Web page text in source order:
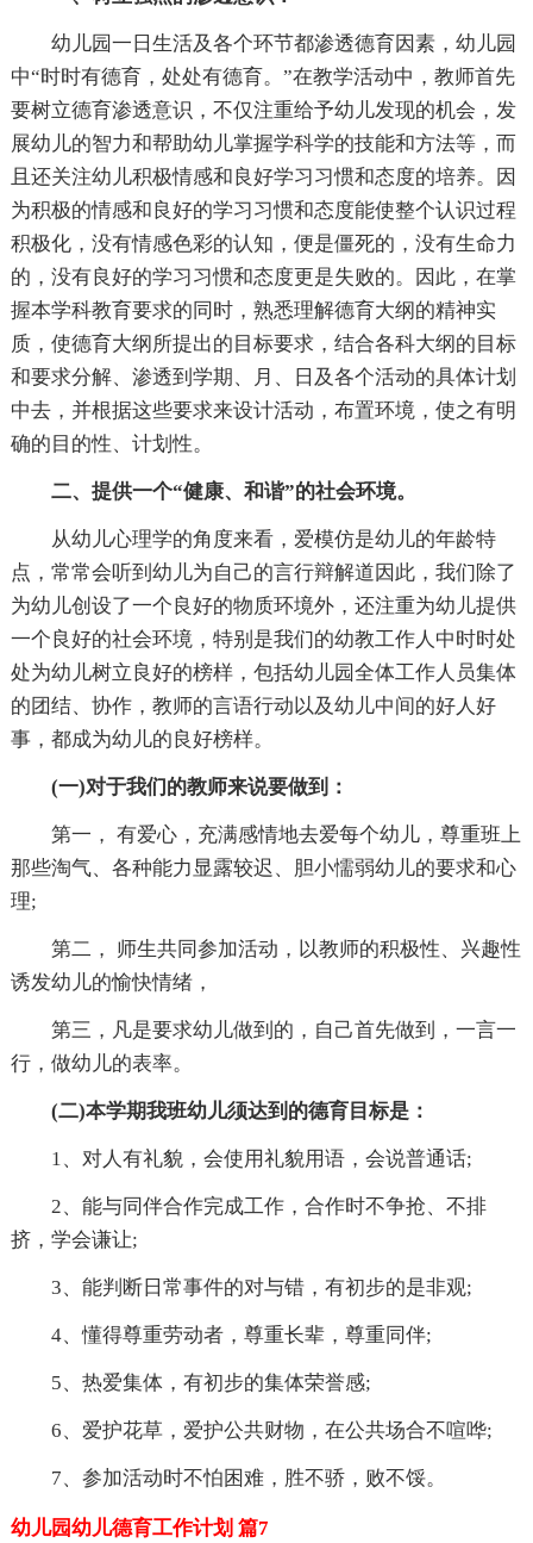
幼儿园一日生活及各个环节都渗透德育因素，幼儿园
中“时时有德育，处处有德育。”在教学活动中，教师首先
要树立德育渗透意识，不仅注重给予幼儿发现的机会，发
展幼儿的智力和帮助幼儿掌握学科学的技能和方法等，而
且还关注幼儿积极情感和良好学习习惯和态度的培养。因
为积极的情感和良好的学习习惯和态度能使整个认识过程
积极化，没有情感色彩的认知，便是僵死的，没有生命力
的，没有良好的学习习惯和态度更是失败的。因此，在掌
握本学科教育要求的同时，熟悉理解德育大纲的精神实
质，使德育大纲所提出的目标要求，结合各科大纲的目标
和要求分解、渗透到学期、月、日及各个活动的具体计划
中去，并根据这些要求来设计活动，布置环境，使之有明
确的目的性、计划性。
二、提供一个“健康、和谐”的社会环境。
从幼儿心理学的角度来看，爱模仿是幼儿的年龄特
点，常常会听到幼儿为自己的言行辩解道因此，我们除了
为幼儿创设了一个良好的物质环境外，还注重为幼儿提供
一个良好的社会环境，特别是我们的幼教工作人中时时处
处为幼儿树立良好的榜样，包括幼儿园全体工作人员集体
的团结、协作，教师的言语行动以及幼儿中间的好人好
事，都成为幼儿的良好榜样。
(一)对于我们的教师来说要做到：
第一， 有爱心，充满感情地去爱每个幼儿，尊重班上
那些淘气、各种能力显露较迟、胆小懦弱幼儿的要求和心
理;
第二， 师生共同参加活动，以教师的积极性、兴趣性
诱发幼儿的愉快情绪，
第三，凡是要求幼儿做到的，自己首先做到，一言一
行，做幼儿的表率。
(二)本学期我班幼儿须达到的德育目标是：
1、对人有礼貌，会使用礼貌用语，会说普通话;
2、能与同伴合作完成工作，合作时不争抢、不排
挤，学会谦让;
3、能判断日常事件的对与错，有初步的是非观;
4、懂得尊重劳动者，尊重长辈，尊重同伴;
5、热爱集体，有初步的集体荣誉感;
6、爱护花草，爱护公共财物，在公共场合不喧哗;
7、参加活动时不怕困难，胜不骄，败不馁。
幼儿园幼儿德育工作计划 篇7